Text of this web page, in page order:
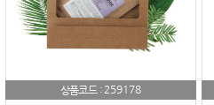
상품코드 :259178